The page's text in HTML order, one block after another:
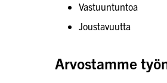
Vastuuntuntoa
Joustavuutta
Arvostamme